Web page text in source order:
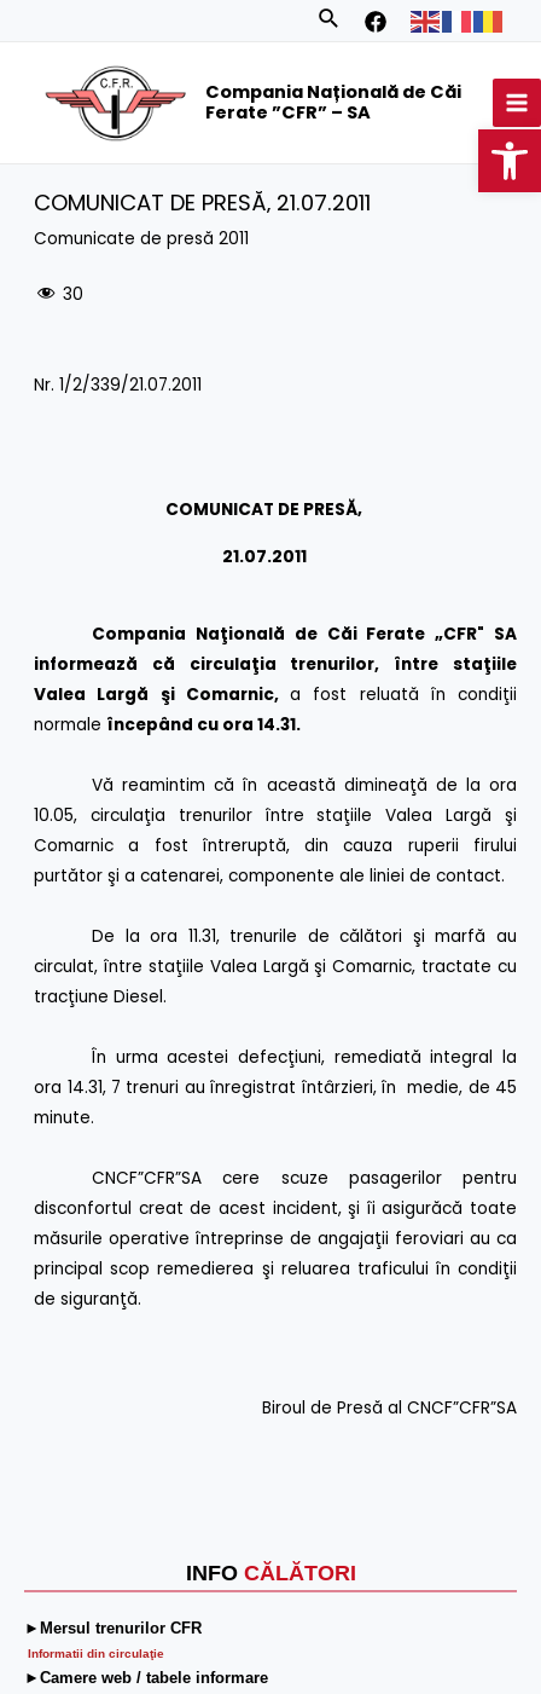
Search
Compania Națională de Căi
Ferate ”CFR” – SA
INFO CĂLĂTORI
►Mersul trenurilor CFR
Informatii din circulaţie
►Camere web / tabele informare
COMUNICAT DE PRESĂ‚ 21.07.2011
Comunicate de presă 2011
30
Nr. 1/2/339/21.07.2011
COMUNICAT DE PRESĂ‚
21.07.2011
Compania Naţională de Căi Ferate „CFR" SA
informează că circulaţia trenurilor, între staţiile
Valea Largă şi Comarnic,a fost reluată în condiţii
normale începând cu ora14.31.
Vă reamintim că în această dimineaţă de la ora
10.05, circulaţia trenurilor între staţiile Valea Largă şi
Comarnic a fost întreruptă, din cauza ruperii firului
purtător şi a catenarei, componente ale liniei de contact.
De la ora 11.31, trenurile de călători şi marfă au
circulat, între staţiile Valea Largă şi Comarnic, tractate cu
tracţiune Diesel.
În urma acestei defecţiuni, remediată integral la
ora 14.31, 7 trenuri au înregistrat întârzieri, în medie, de 45
minute.
CNCF”CFR”SA cere scuze pasagerilor pentru
disconfortul creat de acest incident, şi îi asigurăcă toate
măsurile operative întreprinse de angajaţii feroviari au ca
principal scop remedierea şi reluarea traficului în condiţii
de siguranţă.
Biroul de Presă al CNCF”CFR”SA